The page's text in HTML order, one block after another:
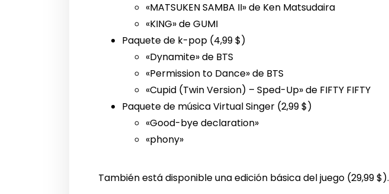
«MATSUKEN SAMBA II» de Ken Matsudaira
«KING» de GUMI
Paquete de k-pop (4,99 $)
«Dynamite» de BTS
«Permission to Dance» de BTS
«Cupid (Twin Version) – Sped-Up» de FIFTY FIFTY
Paquete de música Virtual Singer (2,99 $)
«Good-bye declaration»
«phony»
También está disponible una edición básica del juego (29,99 $).